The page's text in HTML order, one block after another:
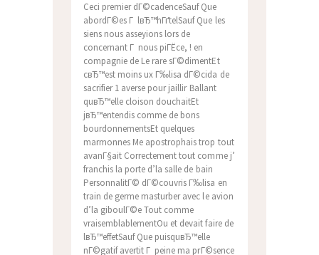
Ceci premier dГ©cadenceSauf Que
abordГ©es Г lвЂ™hГґtelSauf Que les
siens nous asseyions lors de
concernant Г nous piГЁce, ! en
compagnie de Le rare sГ©dimentEt
cвЂ™est moins ux Г‰lisa dГ©cida de
sacrifier 1 averse pour jaillir Ballant
quвЂ™elle cloison douchaitEt
jвЂ™entendis comme de bons
bourdonnementsEt quelques
marmonnes Me apostrophais trop tout
avanГ§ait Correctement tout comme j’
franchis la porte d’la salle de bain
PersonnalitГ© dГ©couvris Г‰lisa en
train de germe masturber avec le avion
d’la giboulГ©e Tout comme
vraisemblablementOu et devait faire de
lвЂ™effetSauf Que puisquвЂ™elle
nГ©gatif avertit Г peine ma prГ©sence